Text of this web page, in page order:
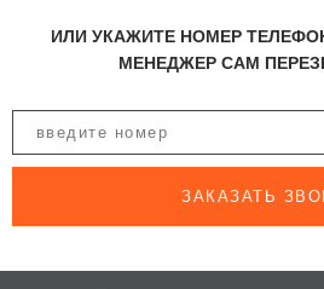
ИЛИ УКАЖИТЕ НОМЕР
МЕНЕДЖЕР САМ
ЗАКАЗАТЬ